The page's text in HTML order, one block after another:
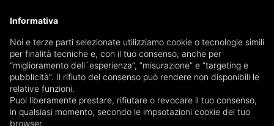
Ricevi copia del giornale via mail
Scegli giornale
Ricevi copia del giornale via mail
Edizione
×Genova
E-mail
Informativa
Noi e terze parti selezionate utilizziamo cookie o tecnologie simili
per finalità tecniche e, con il tuo consenso, anche per
“miglioramento dell`esperienza”, “misurazione” e “targeting e
pubblicità”. Il rifiuto del consenso può rendere non disponibili le
relative funzioni.
Puoi liberamente prestare, rifiutare o revocare il tuo consenso,
in qualsiasi momento, secondo le impsotazioni cookie del tuo
browser.